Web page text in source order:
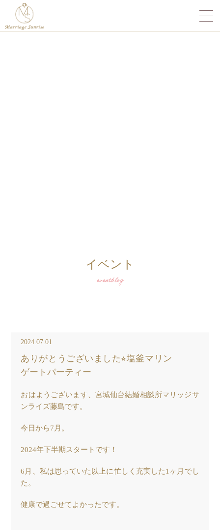
イベント
eventblog
2024.07.01
ありがとうございました⭐︎塩釜マリン
ゲートパーティー
おはようございます、宮城仙台結婚相談所マリッジサ
ンライズ藤島です。
今日から7月。
2024年下半期スタートです！
6月、私は思っていた以上に忙しく充実した1ヶ月でし
た。
健康で過ごせてよかったです。